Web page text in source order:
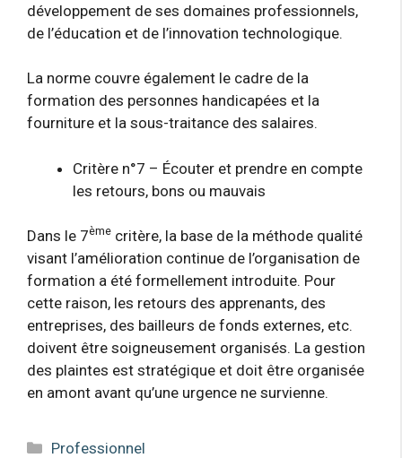
développement de ses domaines professionnels,
de l’éducation et de l’innovation technologique.
La norme couvre également le cadre de la
formation des personnes handicapées et la
fourniture et la sous-traitance des salaires.
Critère n°7 – Écouter et prendre en compte
les retours, bons ou mauvais
Dans le 7ème critère, la base de la méthode qualité
visant l’amélioration continue de l’organisation de
formation a été formellement introduite. Pour
cette raison, les retours des apprenants, des
entreprises, des bailleurs de fonds externes, etc.
doivent être soigneusement organisés. La gestion
des plaintes est stratégique et doit être organisée
en amont avant qu’une urgence ne survienne.
Catégories
Professionnel